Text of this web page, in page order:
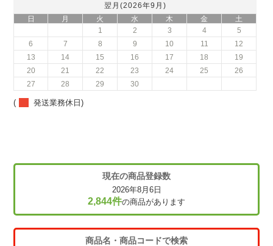
翌月(2026年9月)
日
月 火 水 木 金
土
1
2 3 4
5
6
7 8 9 10 11
12
13
14 15 16 17 18
19
20
21 22 23 24 25
26
27
28 29 30
( 発送業務休日)
現在の商品登録数
2026年8月6日
2,844件の商品があります
商品名・商品コードで検索